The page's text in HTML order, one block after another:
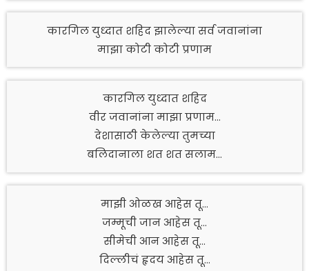
कारगिल युध्दात शहिद झालेल्या सर्व जवानांना
माझा कोटी कोटी प्रणाम
कारगिल युध्दात शहिद
वीर जवानांना माझा प्रणाम…
देशासाठी केलेल्या तुमच्या
बलिदानाला शत शत सलाम…
माझी ओळख आहेस तू…
जम्मूची जान आहेस तू…
सीमेची आन आहेस तू…
दिल्लीचं हृदय आहेस तू…